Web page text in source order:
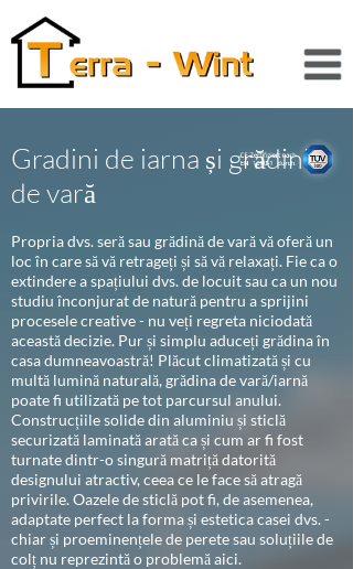
Gradini de iarna și grădini
de vară
Propria dvs. seră sau grădină de vară vă oferă un
loc în care să vă retrageți și să vă relaxați. Fie ca o
extindere a spațiului dvs. de locuit sau ca un nou
studiu înconjurat de natură pentru a sprijini
procesele creative - nu veți regreta niciodată
această decizie. Pur și simplu aduceți grădina în
casa dumneavoastră! Plăcut climatizată și cu
multă lumină naturală, grădina de vară/iarnă
poate fi utilizată pe tot parcursul anului.
Construcțiile solide din aluminiu și sticlă
securizată laminată arată ca și cum ar fi fost
turnate dintr-o singură matriță datorită
designului atractiv, ceea ce le face să atragă
privirile. Oazele de sticlă pot fi, de asemenea,
adaptate perfect la forma și estetica casei dvs. -
chiar și proeminențele de perete sau soluțiile de
colț nu reprezintă o problemă aici.